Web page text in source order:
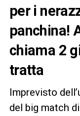
per i
panchina!
chiama 2
tratta
Imprevisto
del big match